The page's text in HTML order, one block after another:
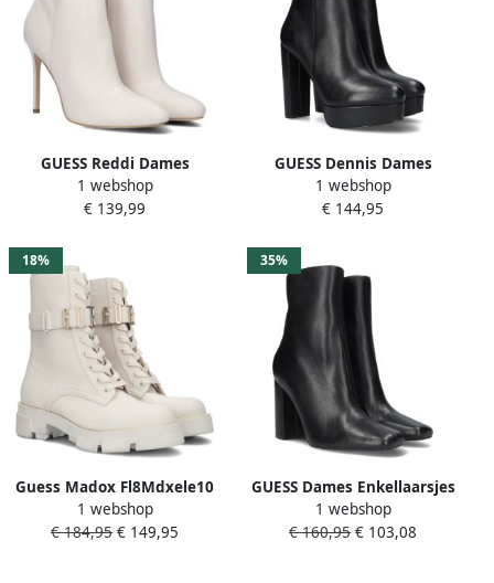
GUESS Reddi Dames
Enkellaars Cream
1 webshop
€ 139,99
GUESS Dennis Dames
Enkellaarzen Hak Zwart
1 webshop
€ 144,95
18%
Guess Madox Fl8Mdxele10
Dames Veterschoenen
White Dames
1 webshop
€ 184,95 € 149,95
35%
GUESS Dames Enkellaarsjes
Semmi Hoge Hakken Zwart
Elegant en Stijlvol
1 webshop
€ 160,95 € 103,08